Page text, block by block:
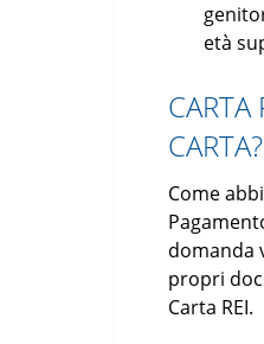
età
CARTA?
Come
domanda
propri
Carta REI.